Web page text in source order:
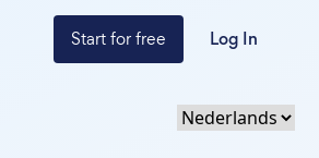
Start for free Log In